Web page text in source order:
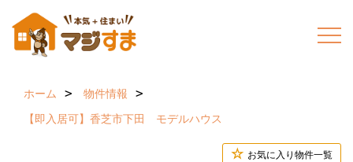
ホーム
物件情報
【即入居可】香芝市下田 モデルハウス
お気に入り物件一覧